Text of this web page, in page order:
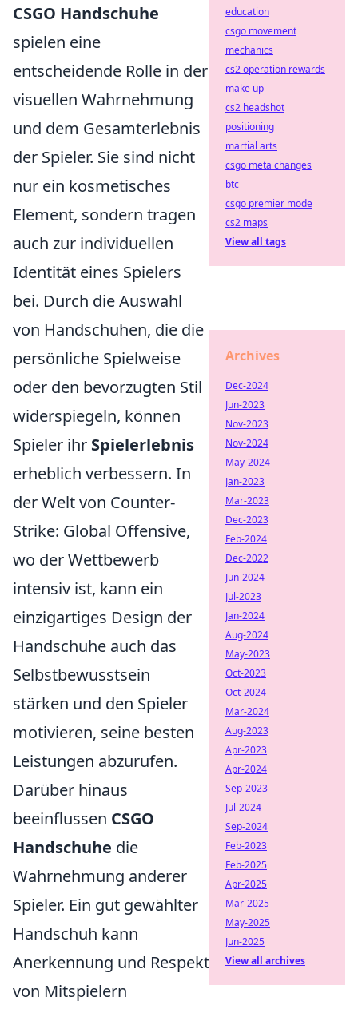
CSGO Handschuhe
spielen eine
entscheidende Rolle in der
visuellen Wahrnehmung
und dem Gesamterlebnis
der Spieler. Sie sind nicht
nur ein kosmetisches
Element, sondern tragen
auch zur individuellen
Identität eines Spielers
bei. Durch die Auswahl
von Handschuhen, die die
persönliche Spielweise
oder den bevorzugten Stil
widerspiegeln, können
Spieler ihr Spielerlebnis
erheblich verbessern. In
der Welt von Counter-
Strike: Global Offensive,
wo der Wettbewerb
intensiv ist, kann ein
einzigartiges Design der
Handschuhe auch das
Selbstbewusstsein
stärken und den Spieler
motivieren, seine besten
Leistungen abzurufen.
Darüber hinaus
beeinflussen CSGO
Handschuhe die
Wahrnehmung anderer
Spieler. Ein gut gewählter
Handschuh kann
Anerkennung und Respekt
von Mitspielern
education
csgo movement
mechanics
cs2 operation rewards
make up
cs2 headshot
positioning
martial arts
csgo meta changes
btc
csgo premier mode
cs2 maps
View all tags
Archives
Dec-2024
Jun-2023
Nov-2023
Nov-2024
May-2024
Jan-2023
Mar-2023
Dec-2023
Feb-2024
Dec-2022
Jun-2024
Jul-2023
Jan-2024
Aug-2024
May-2023
Oct-2023
Oct-2024
Mar-2024
Aug-2023
Apr-2023
Apr-2024
Sep-2023
Jul-2024
Sep-2024
Feb-2023
Feb-2025
Apr-2025
Mar-2025
May-2025
Jun-2025
View all archives